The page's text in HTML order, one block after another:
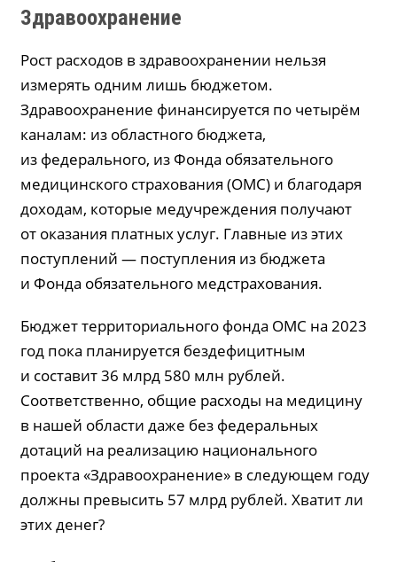
Здравоохранение
Рост расходов в здравоохранении нельзя
измерять одним лишь бюджетом.
Здравоохранение финансируется по четырём
каналам: из областного бюджета,
из федерального, из Фонда обязательного
медицинского страхования (ОМС) и благодаря
доходам, которые медучреждения получают
от оказания платных услуг. Главные из этих
поступлений — поступления из бюджета
и Фонда обязательного медстрахования.
Бюджет территориального фонда ОМС на 2023
год пока планируется бездефицитным
и составит 36 млрд 580 млн рублей.
Соответственно, общие расходы на медицину
в нашей области даже без федеральных
дотаций на реализацию национального
проекта «Здравоохранение» в следующем году
должны превысить 57 млрд рублей. Хватит ли
этих денег?